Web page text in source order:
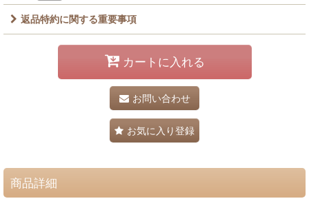
返品特約に関する重要事項
カートに入れる
お問い合わせ
お気に入り登録
商品詳細